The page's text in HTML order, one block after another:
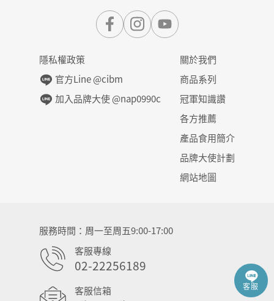
隱私權政策
官方Line @cibm
加入品牌大使 @nap0990c
關於我們
商品系列
冠軍知識讚
各方推薦
產品食用簡介
品牌大使計劃
網站地圖
服務時間
周一至周五9:00-17:00
客服專線
02-22256189
客服信箱 客服